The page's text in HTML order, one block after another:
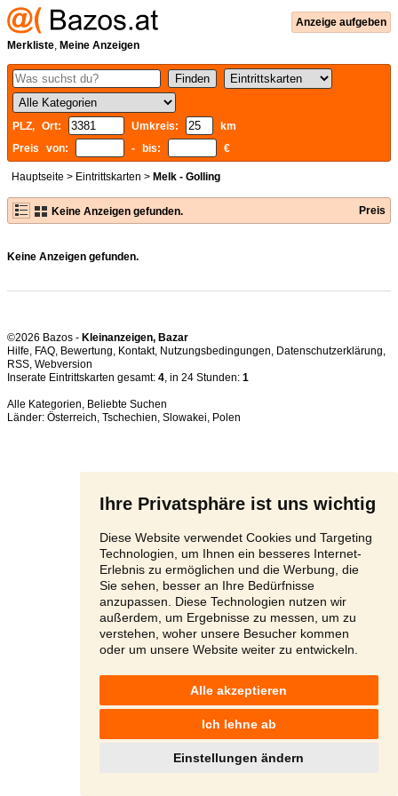
Ihre Privatsphäre ist uns wichtig
Diese Website verwendet Cookies und Targeting
Technologien, um Ihnen ein besseres Internet-
Erlebnis zu ermöglichen und die Werbung, die
Sie sehen, besser an Ihre Bedürfnisse
anzupassen. Diese Technologien nutzen wir
außerdem, um Ergebnisse zu messen, um zu
verstehen, woher unsere Besucher kommen
oder um unsere Website weiter zu entwickeln.
Alle akzeptieren
Ich lehne ab
Einstellungen ändern
Anzeige aufgeben
Merkliste, Meine Anzeigen
PLZ, Ort: Umkreis:
km
Preis von:
- bis: €
Hauptseite > Eintrittskarten > Melk - Golling
Keine Anzeigen gefunden. Preis
Keine Anzeigen gefunden.
©2026 Bazos - Kleinanzeigen, Bazar
Hilfe, FAQ, Bewertung, Kontakt, Nutzungsbedingungen, Datenschutzerklärung,
RSS,
Inserate Eintrittskarten gesamt: 4, in 24 Stunden: 1
Alle Kategorien, Beliebte Suchen
Länder: Österreich, Tschechien, Slowakei, Polen